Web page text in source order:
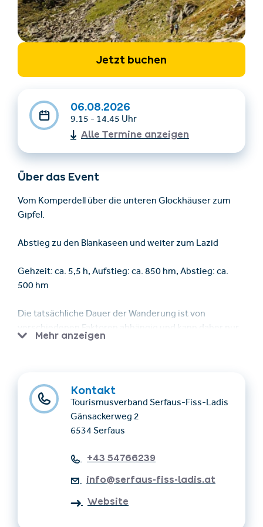
Unterkünfte finden
Gutscheinshop
info@serfaus-fiss-ladis.at
Jetzt buchen
Kontakt
Tourismusverband Serfaus-Fiss-Ladis
Gänsackerweg 2
6534 Serfaus
+43 54766239
info@serfaus-fiss-ladis.at
Website
06.08.2026
9.15 - 14.45 Uhr
Alle Termine anzeigen
Über das Event
Vom Komperdell über die unteren Glockhäuser zum
Gipfel.
Abstieg zu den Blankaseen und weiter zum Lazid
Gehzeit: ca. 5,5 h, Aufstieg: ca. 850 hm, Abstieg: ca.
500 hm
Die tatsächliche Dauer der Wanderung ist von
als Richtwert angegeben werden.
erforderlich
Treffpunkt: 09:15 Uhr Seilbahn Komperdell Talstation
Voraussetzungen: Teilnahme nur mit SFL-Gästekarte
Gute Grundkondition und Trittsicherheit erforderlich
Mehr anzeigen